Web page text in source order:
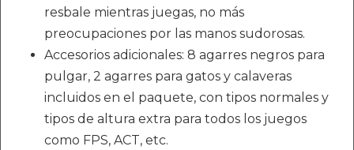
resbale mientras juegas, no más
preocupaciones por las manos sudorosas.
Accesorios adicionales: 8 agarres negros para
pulgar, 2 agarres para gatos y calaveras
incluidos en el paquete, con tipos normales y
tipos de altura extra para todos los juegos
como FPS, ACT, etc.